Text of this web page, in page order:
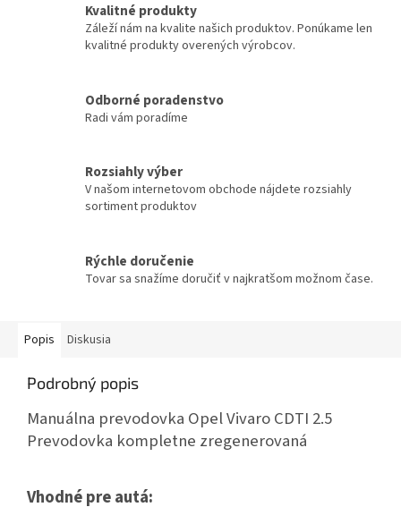
Kvalitné produkty
Záleží nám na kvalite našich produktov. Ponúkame len
kvalitné produkty overených výrobcov.
Odborné poradenstvo
Radi vám poradíme
Rozsiahly výber
V našom internetovom obchode nájdete rozsiahly
sortiment produktov
Rýchle doručenie
Tovar sa snažíme doručiť v najkratšom možnom čase.
Popis Diskusia
Podrobný popis
Manuálna prevodovka Opel Vivaro CDTI 2.5
Prevodovka kompletne zregenerovaná
Vhodné pre autá: